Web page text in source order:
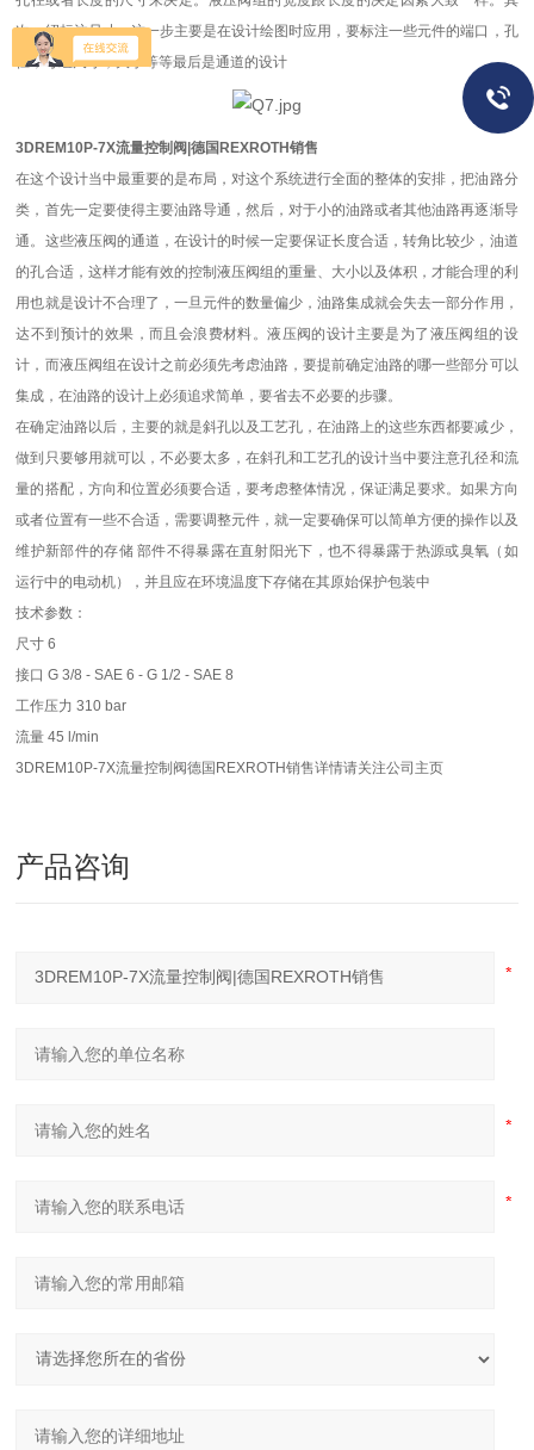
次，绍标注尺寸，这一步主要是在设计绘图时应用，要标注一些元件的端口，孔
径，每组尺寸，大小等等最后是通道的设计
3DREM10P-7X流量控制阀|德国REXROTH销售
在这个设计当中最重要的是布局，对这个系统进行全面的整体的安排，把油路分
类，首先一定要使得主要油路导通，然后，对于小的油路或者其他油路再逐渐导
通。这些液压阀的通道，在设计的时候一定要保证长度合适，转角比较少，油道
的孔合适，这样才能有效的控制液压阀组的重量、大小以及体积，才能合理的利
用也就是设计不合理了，一旦元件的数量偏少，油路集成就会失去一部分作用，
达不到预计的效果，而且会浪费材料。液压阀的设计主要是为了液压阀组的设
计，而液压阀组在设计之前必须先考虑油路，要提前确定油路的哪一些部分可以
集成，在油路的设计上必须追求简单，要省去不必要的步骤。
在确定油路以后，主要的就是斜孔以及工艺孔，在油路上的这些东西都要减少，
做到只要够用就可以，不必要太多，在斜孔和工艺孔的设计当中要注意孔径和流
量的搭配，方向和位置必须要合适，要考虑整体情况，保证满足要求。如果方向
或者位置有一些不合适，需要调整元件，就一定要确保可以简单方便的操作以及
维护新部件的存储 部件不得暴露在直射阳光下，也不得暴露于热源或臭氧（如
运行中的电动机），并且应在环境温度下存储在其原始保护包装中
技术参数：
尺寸 6
接口 G 3/8 - SAE 6 - G 1/2 - SAE 8
工作压力 310 bar
流量 45 l/min
3DREM10P-7X流量控制阀德国REXROTH销售详情请关注公司主页
产品咨询